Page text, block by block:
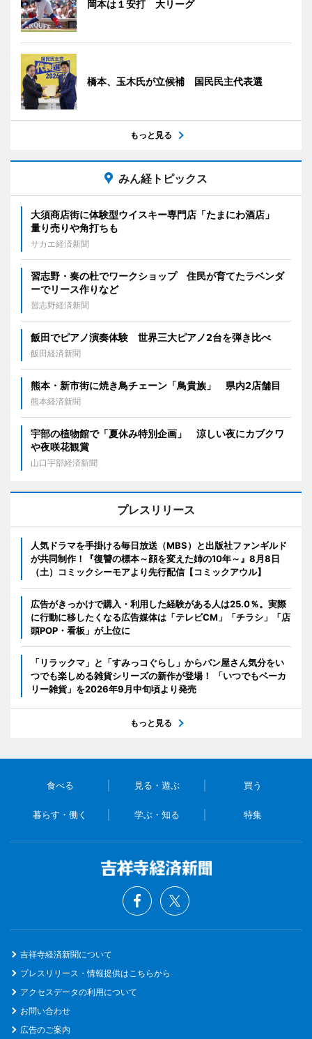
岡本は１安打 大リーグ
橋本、玉木氏が立候補 国民民主代表選
もっと見る
みん経トピックス
大須商店街に体験型ウイスキー専門店「たまにわ酒店」
量り売りや角打ちも
サカエ経済新聞
習志野・奏の杜でワークショップ 住民が育てたラベンダ
ーでリース作りなど
習志野経済新聞
飯田でピアノ演奏体験 世界三大ピアノ2台を弾き比べ
飯田経済新聞
熊本・新市街に焼き鳥チェーン「鳥貴族」 県内2店舗目
熊本経済新聞
宇部の植物館で「夏休み特別企画」 涼しい夜にカブクワ
や夜咲花観賞
山口宇部経済新聞
プレスリリース
人気ドラマを手掛ける毎日放送（MBS）と出版社ファンギルド
が共同制作！『復讐の標本～顔を変えた姉の10年～』8月8日
（土）コミックシーモアより先行配信【コミックアウル】
広告がきっかけで購入・利用した経験がある人は25.0％。実際
に行動に移したくなる広告媒体は「テレビCM」「チラシ」「店
頭POP・看板」が上位に
「リラックマ」と「すみっコぐらし」からパン屋さん気分をい
つでも楽しめる雑貨シリーズの新作が登場！ 「いつでもベーカ
リー雑貨」を2026年9月中旬頃より発売
もっと見る
食べる 見る・遊ぶ 買う
暮らす・働く 学ぶ・知る 特集
吉祥寺経済新聞について
プレスリリース・情報提供はこちらから
アクセスデータの利用について
お問い合わせ
広告のご案内